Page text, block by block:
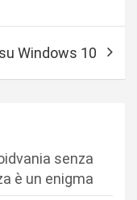
Windows 10
senza
è un enigma